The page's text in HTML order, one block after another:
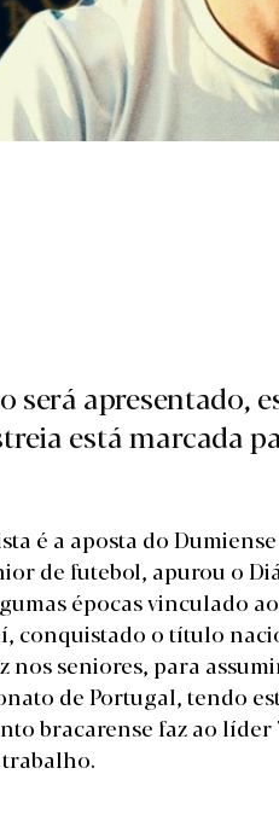
será apresentado,
está marcada
é a aposta do
de futebol, apurou o
épocas vinculado
conquistado o título
nos seniores, para
de Portugal, tendo
bracarense faz ao